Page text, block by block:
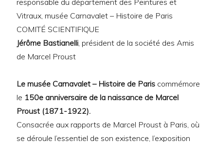
responsable du département des Peintures et
Vitraux, musée Carnavalet – Histoire de Paris
COMITÉ SCIENTIFIQUE
Jérôme Bastianelli, président de la société des Amis
de Marcel Proust
Le musée Carnavalet – Histoire de Paris commémore
le 150e anniversaire de la naissance de Marcel
Proust (1871-1922).
Consacrée aux rapports de Marcel Proust à Paris, où
se déroule l’essentiel de son existence, l’exposition